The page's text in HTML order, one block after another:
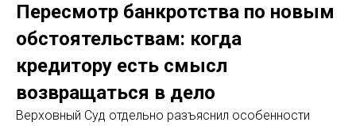
Пересмотр банкротства по новым
обстоятельствам: когда
кредитору есть смысл
возвращаться в дело
Верховный Суд отдельно разъяснил особенности